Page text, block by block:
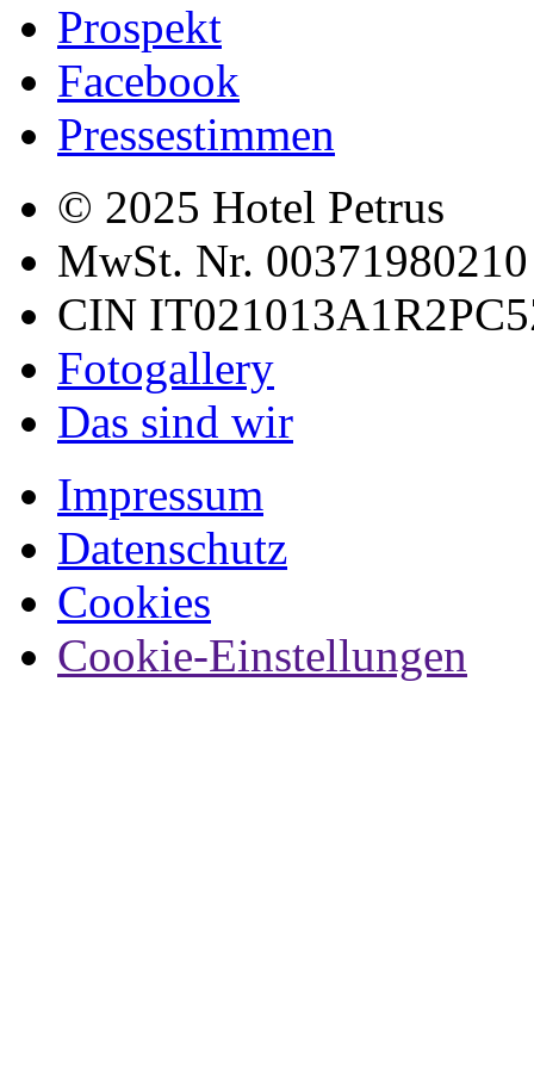
Prospekt
Facebook
Pressestimmen
© 2025 Hotel Petrus
MwSt. Nr. 00371980210
CIN
Fotogallery
Das sind wir
Impressum
Datenschutz
Cookies
Cookie-Einstellungen